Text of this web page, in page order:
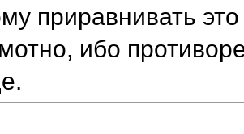
приравнивать
ибо